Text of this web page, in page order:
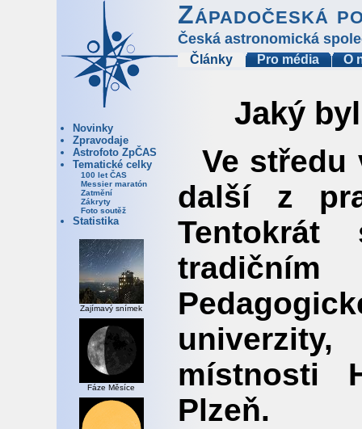
Západočeská
Česká astronomická
Články Pro média O
Novinky
Zpravodaje
Astrofoto ZpČAS
Tematické celky
100 let ČAS
Messier maratón
Zatmění
Zákryty
Foto soutěž
Statistika
Zajímavý snímek
Fáze Měsíce
Jaký
Ve středu
další z
místnosti
Plzeň.